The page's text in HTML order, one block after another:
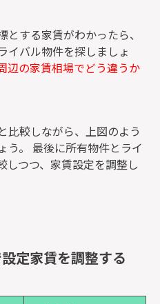
する家賃がわかったら、
イバル物件を探しましょ
辺の家賃相場でどう違うか
比較しながら、上図のよう
う。 最後に所有物件とライ
しつつ、家賃設定を調整し
定家賃を調整する